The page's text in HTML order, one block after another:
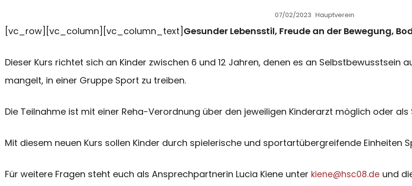
07/02/2023 Hauptverein
[vc_row][vc_column][vc_column_text] Gesunder Lebensstil, Freude an der Bewegung,
Dieser Kurs richtet sich an Kinder zwischen 6 und 12 Jahren, denen es an Selbstbewusstsein
mangelt, in einer Gruppe Sport zu treiben.
Die Teilnahme ist mit einer Reha-Verordnung über den jeweiligen Kinderarzt möglich oder als
Mit diesem neuen Kurs sollen Kinder durch spielerische und sportartübergreifende Einheiten
Für weitere Fragen steht euch als Ansprechpartnerin Lucia Kiene unter kiene@hsc08.de und